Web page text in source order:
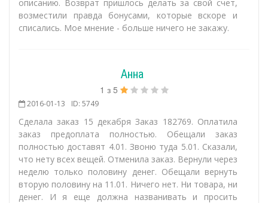
описанию. Возврат пришлось делать за свой счет,
возместили правда бонусами, которые вскоре и
списались. Мое мнение - больше ничего не закажу.
Анна
1 з 5
2016-01-13 ID: 5749
Сделала заказ 15 декабря Заказ 182769. Оплатила
заказ предоплата полностью. Обещали заказ
полностью доставят 4.01. Звоню туда 5.01. Сказали,
что нету всех вещей. Отменила заказ. Вернули через
неделю только половину денег. Обещали вернуть
вторую половину на 11.01. Ничего нет. Ни товара, ни
денег. И я еще должна названивать и просить